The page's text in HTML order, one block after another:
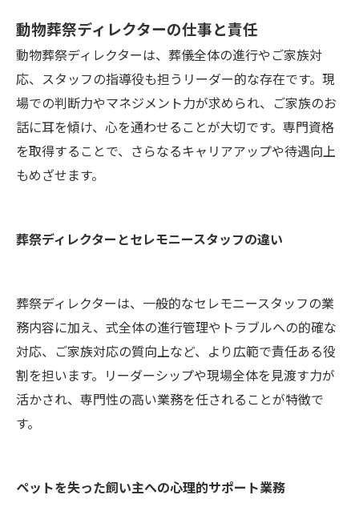
動物葬祭ディレクターの仕事と責任
動物葬祭ディレクターは、葬儀全体の進行やご家族対
応、スタッフの指導役も担うリーダー的な存在です。現
場での判断力やマネジメント力が求められ、ご家族のお
話に耳を傾け、心を通わせることが大切です。専門資格
を取得することで、さらなるキャリアアップや待遇向上
もめざせます。
葬祭ディレクターとセレモニースタッフの違い
葬祭ディレクターは、一般的なセレモニースタッフの業
務内容に加え、式全体の進行管理やトラブルへの的確な
対応、ご家族対応の質向上など、より広範で責任ある役
割を担います。リーダーシップや現場全体を見渡す力が
活かされ、専門性の高い業務を任されることが特徴で
す。
ペットを失った飼い主への心理的サポート業務